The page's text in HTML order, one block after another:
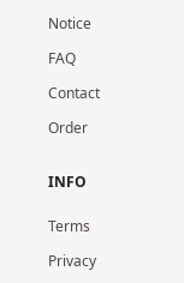
Notice
FAQ
Contact
Order
INFO
Terms
Privacy